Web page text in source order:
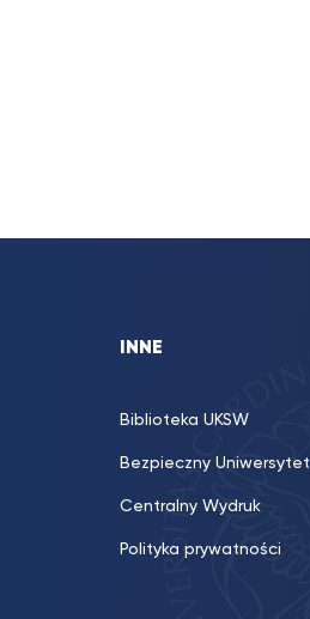
INNE
Biblioteka UKSW
Bezpieczny Uniwersytet
Centralny Wydruk
Polityka prywatności